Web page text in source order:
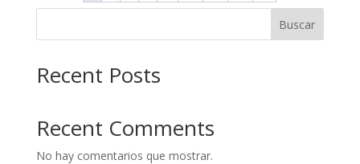
Buscar
Recent Posts
Recent Comments
No hay comentarios que mostrar.